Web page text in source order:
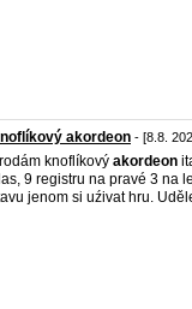
akordeon - [8.8.
knoflíkový akordeon
9 registru na pravé 3 na
jenom si uźivat hru.